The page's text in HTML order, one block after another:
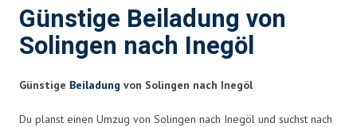
Günstige Beiladung von
Solingen nach Inegöl
Günstige Beiladung von Solingen nach Inegöl
Du planst einen Umzug von Solingen nach Inegöl und suchst nach